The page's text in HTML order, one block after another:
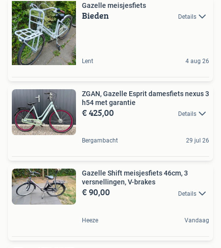
Gazelle meisjesfiets
Bieden Details
Lent 4 aug 26
ZGAN, Gazelle Esprit damesfiets nexus 3
h54 met garantie
€ 425,00 Details
Bergambacht 29 jul 26
Gazelle Shift meisjesfiets 46cm, 3
versnellingen, V-brakes
€ 90,00 Details
Heeze Vandaag